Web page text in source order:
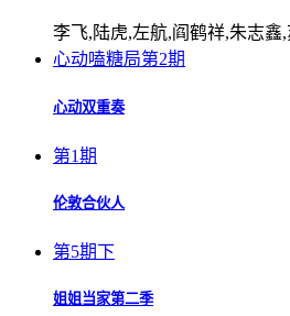
李飞,陆虎,左航,阎鹤祥,朱志鑫
心动嗑糖局第2期
心动双重奏
第1期
伦敦合伙人
第5期下
姐姐当家第二季